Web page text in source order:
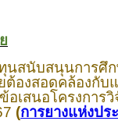
นสนับสนุนการ
องสอดคล้องกั
เสนอโครงการวิ
(การยางแห่งปร